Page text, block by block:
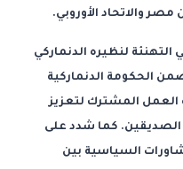
والاتحاد الأوروبي.
التهنئة لنظيره الدنماركي
الحكومة الدنماركية
العمل المشترك لتعزيز
الصديقين. كما شدد على
السياسية بين